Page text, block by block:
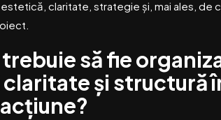
claritate, strategie și, mai ales,
să fie
și structură